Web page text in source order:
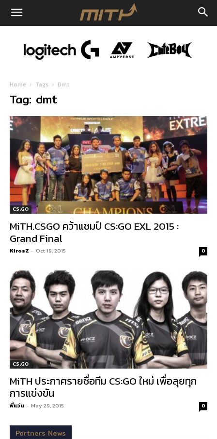
Home Tags Dmt
Tag: dmt
CS:GO
MiTH.CSGO คว้าแชมป์ CS:GO EXL 2015 :
Grand Final
KirosZ - Oct 19, 2015 0
CS:GO
MiTH ประกาศรายชื่อทีม CS:GO ใหม่ เพื่อลุยทุก
การแข่งขัน
พี่แว่น - May 29, 2015 0
Partners News